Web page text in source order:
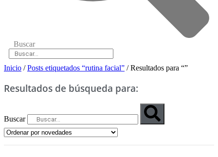
Buscar
Inicio /Posts etiquetados “rutina facial” / Resultados para “”
Resultados de búsqueda para:
Buscar